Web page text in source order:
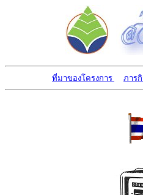
ที่มาของโครงการ ภาร